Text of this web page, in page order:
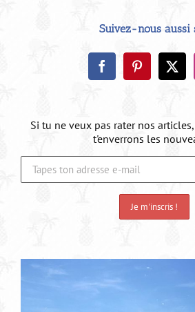
Suivez-nous aussi
Si tu ne veux pas rater nos
t'enverrons les